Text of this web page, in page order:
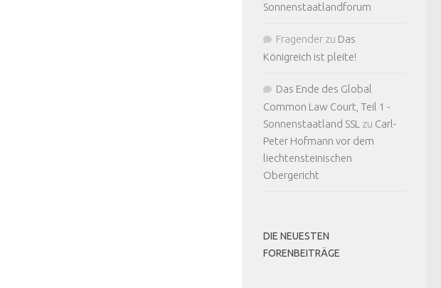
Sonnenstaatlandforum
Fragender zu Das
Königreich ist pleite!
Das Ende des Global
Common Law Court, Teil 1 -
Sonnenstaatland SSL zu Carl-
Peter Hofmann vor dem
liechtensteinischen
Obergericht
DIE NEUESTEN
FORENBEITRÄGE